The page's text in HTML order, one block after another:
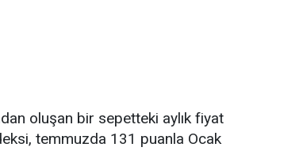
oluşan bir sepetteki aylık fiyat
temmuzda 131 puanla Ocak